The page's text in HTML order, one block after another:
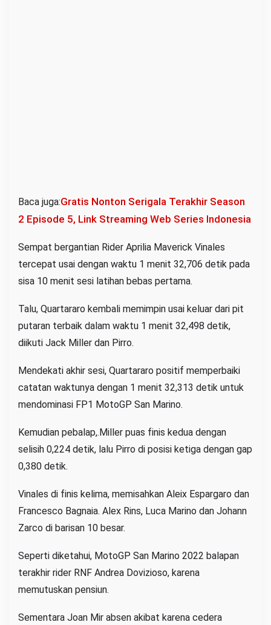
Baca juga:Gratis Nonton Serigala Terakhir Season
2 Episode 5, Link Streaming Web Series Indonesia
Sempat bergantian Rider Aprilia Maverick Vinales
tercepat usai dengan waktu 1 menit 32,706 detik pada
sisa 10 menit sesi latihan bebas pertama.
Talu, Quartararo kembali memimpin usai keluar dari pit
putaran terbaik dalam waktu 1 menit 32,498 detik,
diikuti Jack Miller dan Pirro.
Mendekati akhir sesi, Quartararo positif memperbaiki
catatan waktunya dengan 1 menit 32,313 detik untuk
mendominasi FP1 MotoGP San Marino.
Kemudian pebalap,.Miller puas finis kedua dengan
selisih 0,224 detik, lalu Pirro di posisi ketiga dengan gap
0,380 detik.
Vinales di finis kelima, memisahkan Aleix Espargaro dan
Francesco Bagnaia. Alex Rins, Luca Marino dan Johann
Zarco di barisan 10 besar.
Seperti diketahui, MotoGP San Marino 2022 balapan
terakhir rider RNF Andrea Dovizioso, karena
memutuskan pensiun.
Sementara Joan Mir absen akibat karena cedera